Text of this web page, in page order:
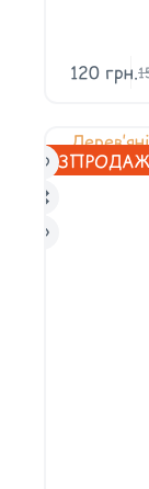
120 грн.
РОЗПРОДАЖ